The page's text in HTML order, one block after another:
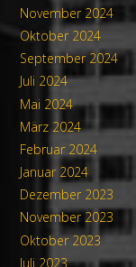
November 2024
Oktober 2024
September 2024
Juli 2024
Mai 2024
März 2024
Februar 2024
Januar 2024
Dezember 2023
November 2023
Oktober 2023
Juli 2023